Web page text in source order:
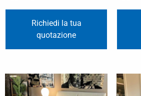
Richiedi la tua
quotazione